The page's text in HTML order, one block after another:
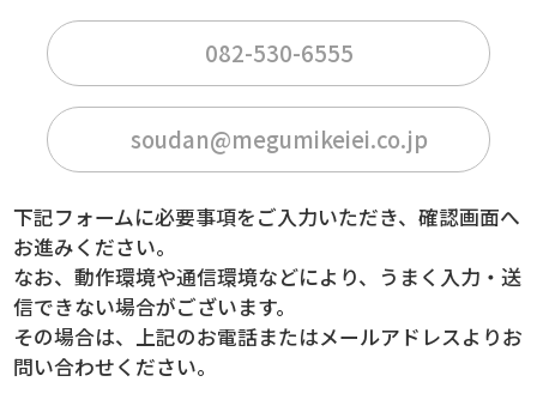
082-530-6555
soudan@megumikeiei.co.jp
下記フォームに必要事項をご入力いただき、確認画面へ
お進みください。
なお、動作環境や通信環境などにより、うまく入力・送
信できない場合がございます。
その場合は、上記のお電話またはメールアドレスよりお
問い合わせください。